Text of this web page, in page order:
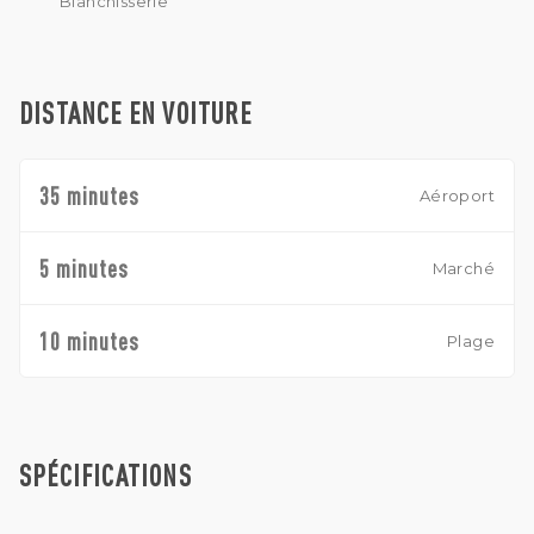
DISTANCE EN VOITURE
35 minutes Aéroport
5 minutes Marché
10 minutes Plage
SPÉCIFICATIONS